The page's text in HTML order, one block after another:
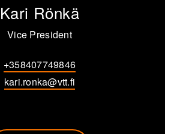
Kari Rönkä
Vice President
+358407749846
kari.ronka@vtt.fi